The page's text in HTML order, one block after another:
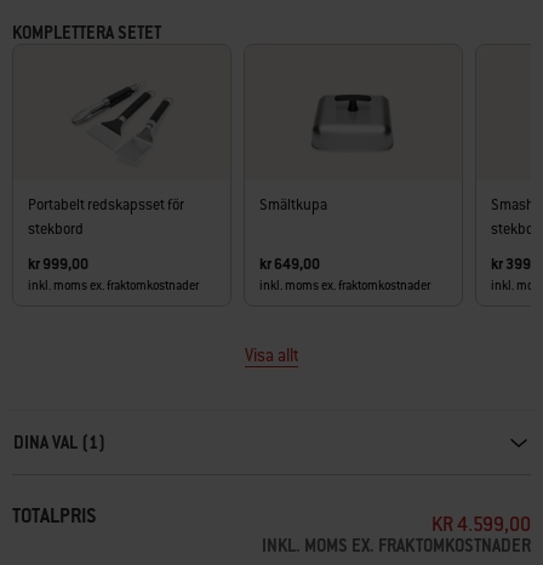
KOMPLETTERA SETET
Portabelt redskapsset för
stekbord
kr 999,00
inkl. moms ex. fraktomkostnader
Smältkupa
kr 649,00
inkl. moms ex. fraktomkostnader
kr
inkl.
Visa allt
DINA VAL (1)
TOTALPRIS KR 4.599,00
INKL. MOMS EX. FRAKTOMKOSTNADER